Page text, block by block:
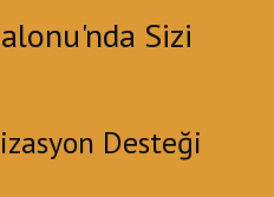
Sizi
Desteği